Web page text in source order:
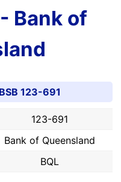
Bank of
123-691
123-691
Bank of Queensland
BQL